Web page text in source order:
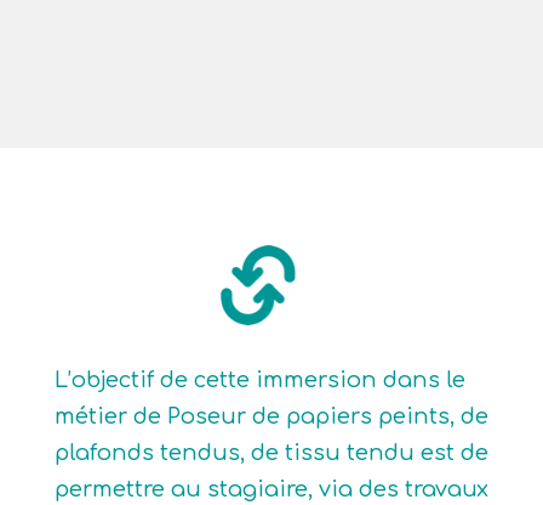
L’objectif de cette immersion dans le
métier de Poseur de papiers peints, de
plafonds tendus, de tissu tendu est de
permettre au stagiaire, via des travaux